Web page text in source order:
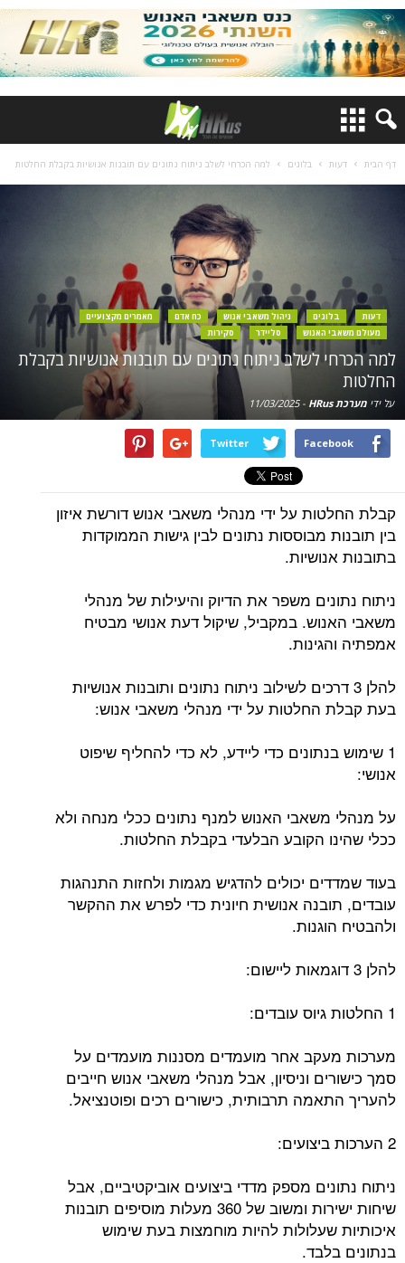
דף הבית דעות בלוגים למה הכרחי לשלב ניתוח נתונים עם תובנות אנושיות בקבלת החלטות
דעות בלוגים ניהול משאבי אנוש כח אדם
מאמרים מקצועיים
מעולם משאבי האנוש
סליידר סקירות
למה הכרחי לשלב ניתוח נתונים עם תובנות אנושיות בקבלת
החלטות
על ידי מערכת HRus -
11/03/2025
Facebook
Twitter
קבלת החלטות על ידי מנהלי משאבי אנוש דורשת איזון
בין תובנות מבוססות נתונים לבין גישות הממוקדות
בתובנות אנושיות.
ניתוח נתונים משפר את הדיוק והיעילות של מנהלי
משאבי האנוש. במקביל, שיקול דעת אנושי מבטיח
אמפתיה והגינות.
להלן 3 דרכים לשילוב ניתוח נתונים ותובנות אנושיות
בעת קבלת החלטות על ידי מנהלי משאבי אנוש:
1 שימוש בנתונים כדי ליידע, לא כדי להחליף שיפוט
אנושי:
על מנהלי משאבי האנוש למנף נתונים ככלי מנחה ולא
ככלי שהינו הקובע הבלעדי בקבלת החלטות.
בעוד שמדדים יכולים להדגיש מגמות ולחזות התנהגות
עובדים, תובנה אנושית חיונית כדי לפרש את ההקשר
ולהבטיח הוגנות.
להלן 3 דוגמאות ליישום:
1 החלטות גיוס עובדים:
מערכות מעקב אחר מועמדים מסננות מועמדים על
סמך כישורים וניסיון, אבל מנהלי משאבי אנוש חייבים
להעריך התאמה תרבותית, כישורים רכים ופוטנציאל.
2 הערכות ביצועים:
ניתוח נתונים מספק מדדי ביצועים אוביקטיביים, אבל
שיחות ישירות ומשוב של 360 מעלות מוסיפים תובנות
איכותיות שעלולות להיות מוחמצות בעת שימוש
בנתונים בלבד.